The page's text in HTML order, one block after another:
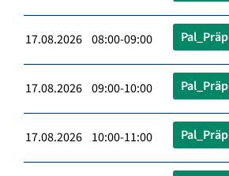
17.08.2026 08:00-09:00 Pal_Präp
17.08.2026 09:00-10:00 Pal_Präp
17.08.2026 10:00-11:00 Pal_Präp